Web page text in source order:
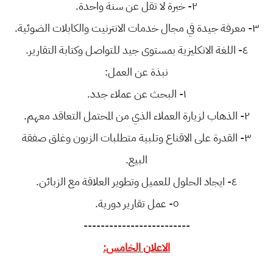
٢- خبرة لا تقل عن سنة واحدة.
٣- معرفة جيدة في مجال خدمات الانترنيت والكابلات الضوئية.
٤- اللغة الانكليزية بمستوى جيد للتواصل وكتابة التقارير.
نبذة عن العمل:
١- البحث عن عملاء جدد.
٢- الذهاب لزيارة العملاء الذي من المحتمل التعاقد معهم.
٣- القدرة على الاقناع وتلبية متطلبات الزبون وغلق صفقة
البيع.
٤- ايجاد الحلول للعميل وتطوير العلاقة مع الزبائن.
٥- عمل تقارير دورية.
-------------------------
الاعلان الخامس: